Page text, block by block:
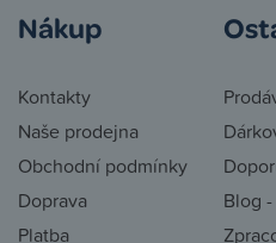
Nákup
Kontakty
Naše prodejna
Obchodní podmínky
Doprava
Platba
Blog